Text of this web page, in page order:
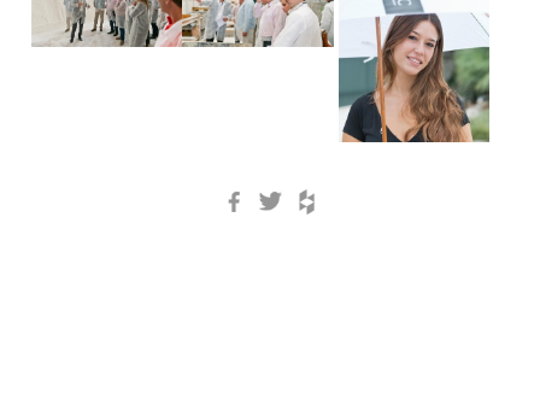
Facebook
Twitter